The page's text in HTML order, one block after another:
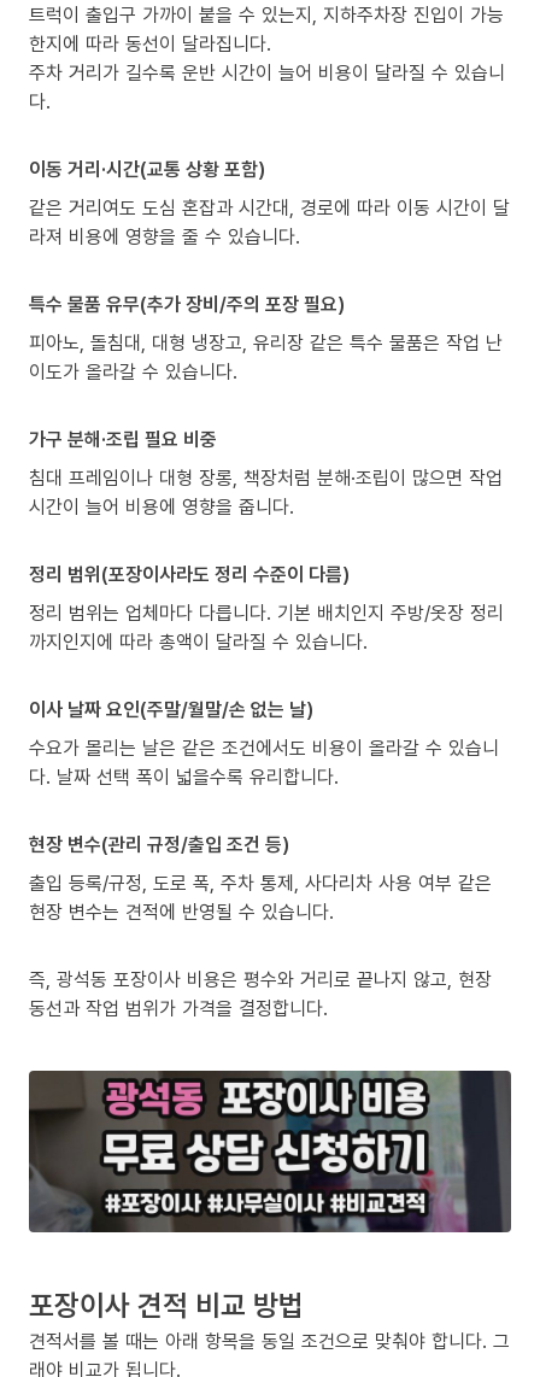
트럭이 출입구 가까이 붙을 수 있는지, 지하주차장 진입이 가능
한지에 따라 동선이 달라집니다.
주차 거리가 길수록 운반 시간이 늘어 비용이 달라질 수 있습니
다.
이동 거리·시간(교통 상황 포함)
같은 거리여도 도심 혼잡과 시간대, 경로에 따라 이동 시간이 달
라져 비용에 영향을 줄 수 있습니다.
특수 물품 유무(추가 장비/주의 포장 필요)
피아노, 돌침대, 대형 냉장고, 유리장 같은 특수 물품은 작업 난
이도가 올라갈 수 있습니다.
가구 분해·조립 필요 비중
침대 프레임이나 대형 장롱, 책장처럼 분해·조립이 많으면 작업
시간이 늘어 비용에 영향을 줍니다.
정리 범위(포장이사라도 정리 수준이 다름)
정리 범위는 업체마다 다릅니다. 기본 배치인지 주방/옷장 정리
까지인지에 따라 총액이 달라질 수 있습니다.
이사 날짜 요인(주말/월말/손 없는 날)
수요가 몰리는 날은 같은 조건에서도 비용이 올라갈 수 있습니
다. 날짜 선택 폭이 넓을수록 유리합니다.
현장 변수(관리 규정/출입 조건 등)
출입 등록/규정, 도로 폭, 주차 통제, 사다리차 사용 여부 같은
현장 변수는 견적에 반영될 수 있습니다.
즉, 광석동 포장이사 비용은 평수와 거리로 끝나지 않고, 현장
동선과 작업 범위가 가격을 결정합니다.
포장이사 견적 비교 방법
견적서를 볼 때는 아래 항목을 동일 조건으로 맞춰야 합니다. 그
래야 비교가 됩니다.